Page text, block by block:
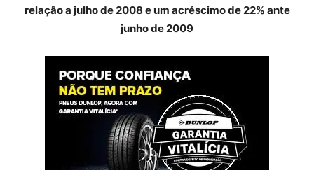
relação a julho de 2008 e um acréscimo de 22% ante
junho de 2009